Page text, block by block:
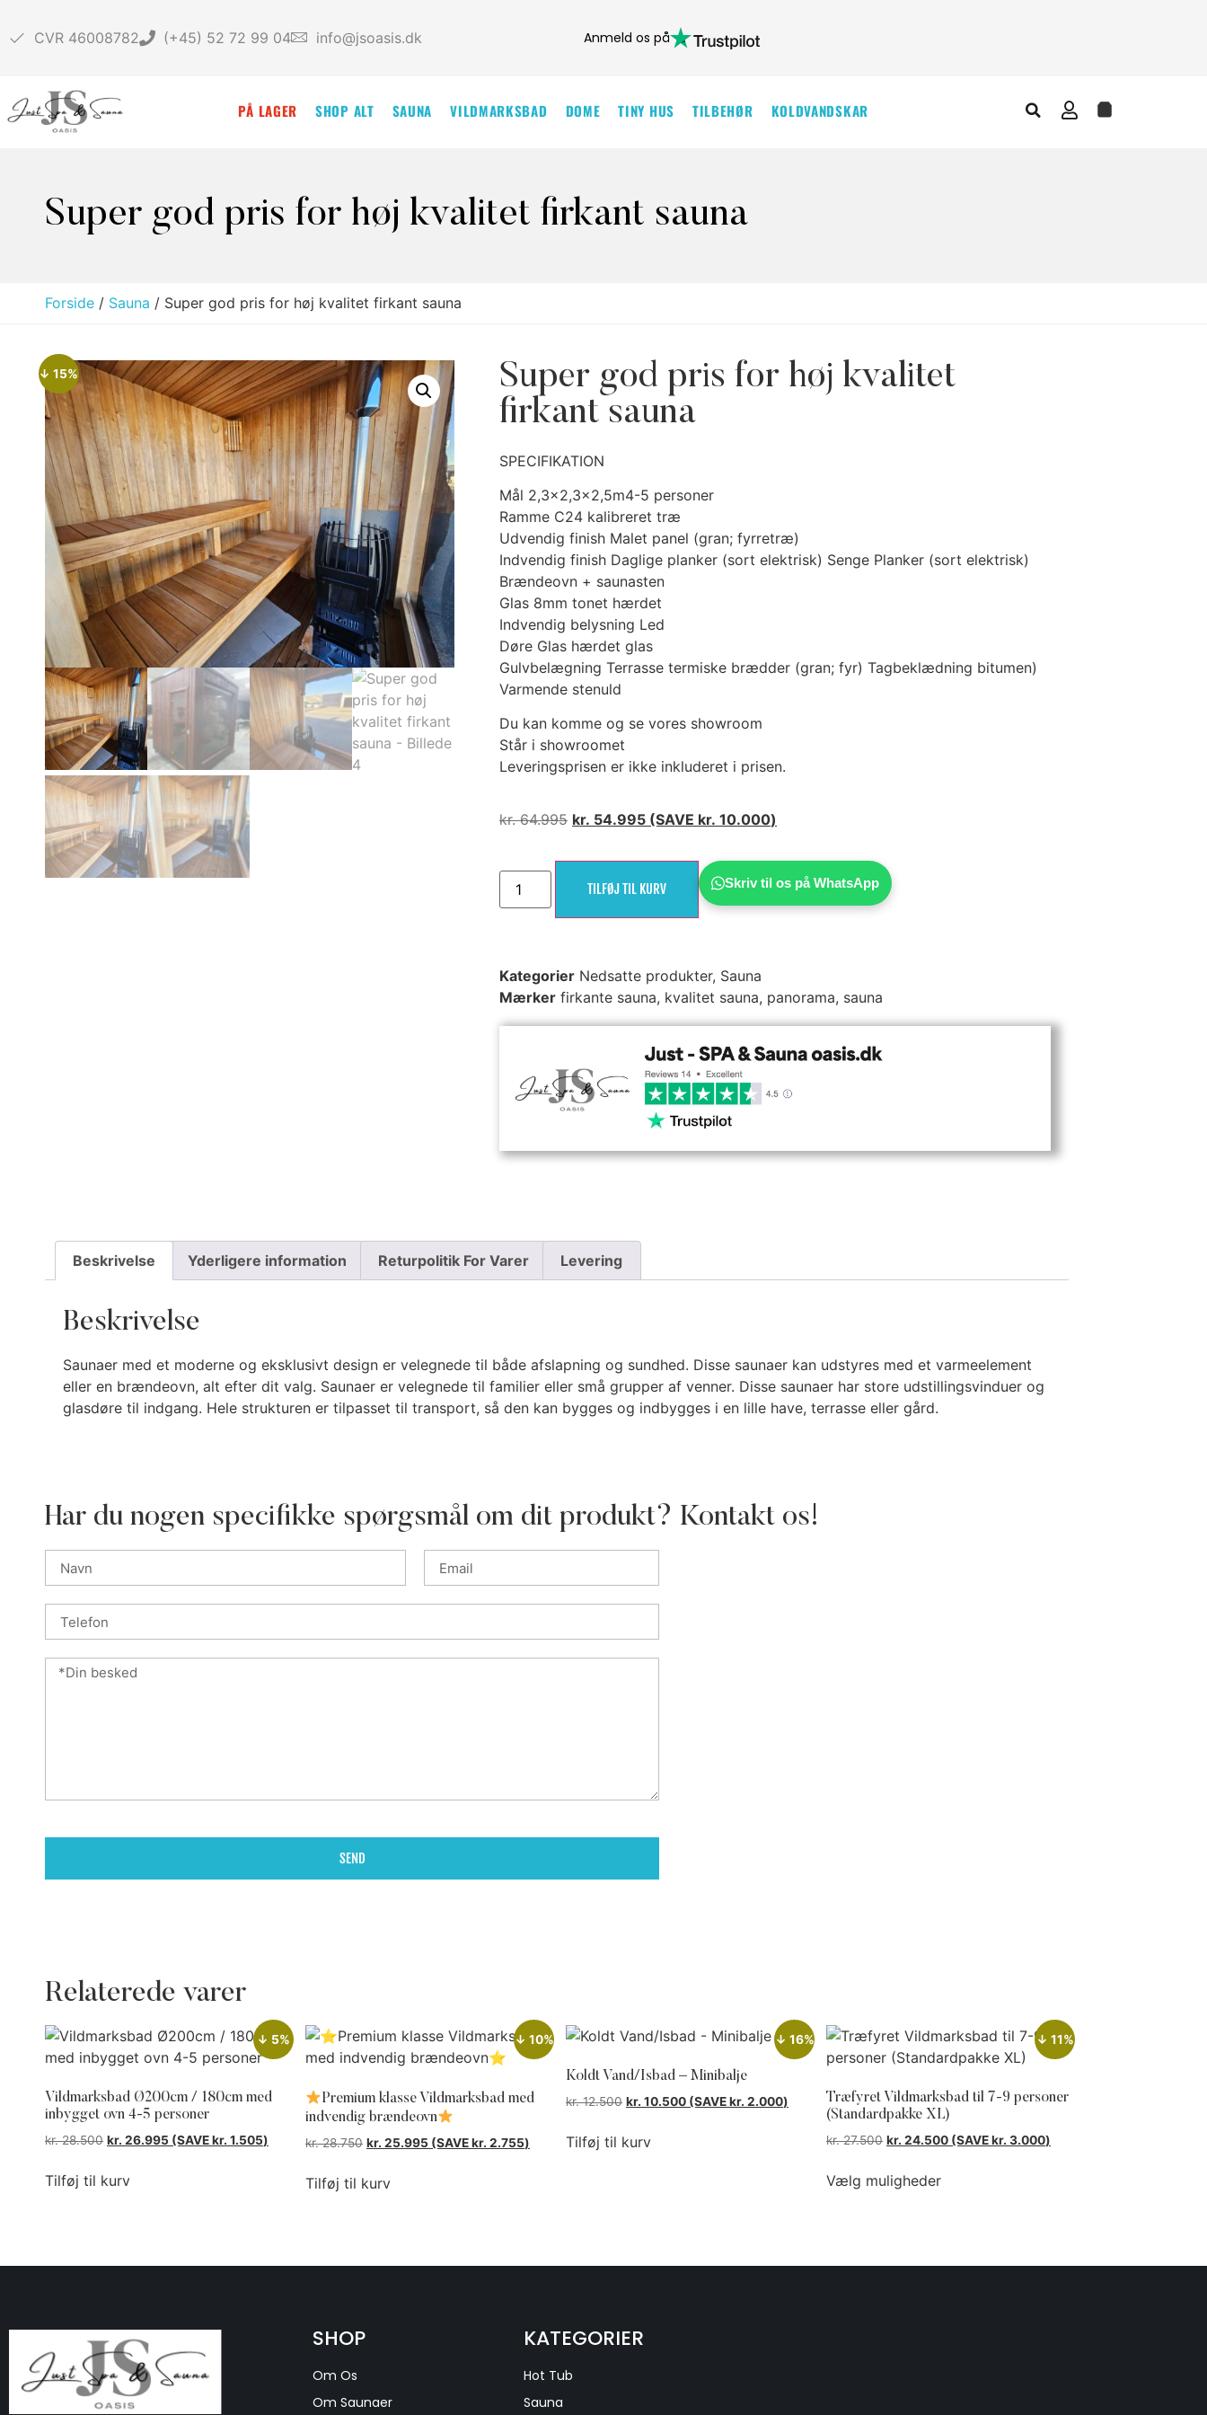
CVR 46008782 (+45) 52 72 99 04 info@jsoasis.dk Anmeld os på
PÅ LAGER SHOP ALT SAUNA VILDMARKSBAD DOME TINY HUS TILBEHØR KOLDVANDSKAR
Super god pris for høj kvalitet firkant sauna
Forside / Sauna / Super god pris for høj kvalitet firkant sauna
↓ 15%
Super god pris for høj kvalitet
firkant sauna
SPECIFIKATION
Mål 2,3×2,3×2,5m4-5 personer
Ramme C24 kalibreret træ
Udvendig finish Malet panel (gran; fyrretræ)
Indvendig finish Daglige planker (sort elektrisk) Senge Planker (sort elektrisk)
Brændeovn + saunasten
Glas 8mm tonet hærdet
Indvendig belysning Led
Døre Glas hærdet glas
Gulvbelægning Terrasse termiske brædder (gran; fyr) Tagbeklædning bitumen)
Varmende stenuld
Du kan komme og se vores showroom
Står i showroomet
Leveringsprisen er ikke inkluderet i prisen.
kr.64.995 kr. 54.995 (SAVE kr. 10.000)
TILFØJ TIL KURV Skriv til os på WhatsApp
Kategorier Nedsatte produkter, Sauna
Mærker firkante sauna, kvalitet sauna, panorama, sauna
Beskrivelse Yderligere information Returpolitik For Varer Levering
Beskrivelse
Saunaer med et moderne og eksklusivt design er velegnede til både afslapning og sundhed. Disse saunaer kan udstyres med et varmeelement
eller en brændeovn, alt efter dit valg. Saunaer er velegnede til familier eller små grupper af venner. Disse saunaer har store udstillingsvinduer og
glasdøre til indgang. Hele strukturen er tilpasset til transport, så den kan bygges og indbygges i en lille have, terrasse eller gård.
Har du nogen specifikke spørgsmål om dit produkt? Kontakt os!
SEND
Relaterede varer
↓ 5%
Vildmarksbad Ø200cm / 180cm med
inbygget ovn 4-5 personer
kr.28.500 kr. 26.995 (SAVEkr. 1.505)
Tilføj til kurv
↓ 10%
Premium klasse Vildmarksbad med
indvendig brændeovn
kr.28.750 kr. 25.995 (SAVEkr. 2.755)
Tilføj til kurv
↓ 16%
Koldt Vand/Isbad – Minibalje
kr.12.500 kr. 10.500 (SAVEkr. 2.000)
Tilføj til kurv
↓ 11%
Træfyret Vildmarksbad til 7-9 personer
(Standardpakke XL)
kr.27.500 kr. 24.500 (SAVEkr. 3.000)
Vælg muligheder
SHOP
Om Os
Om Saunaer
KATEGORIER
Hot Tub
Sauna